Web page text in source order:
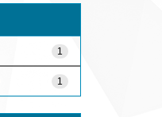
1
1